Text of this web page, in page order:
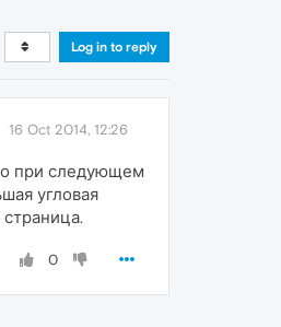
Log in to reply
16 Oct 2014, 12:26
при следующем
угловая
0